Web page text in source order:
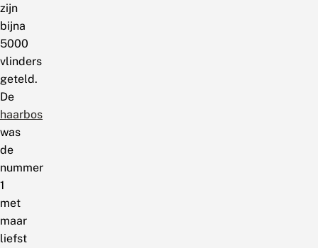
zijn
bijna
5000
vlinders
geteld.
De
haarbos
was
de
nummer
1
met
maar
liefst